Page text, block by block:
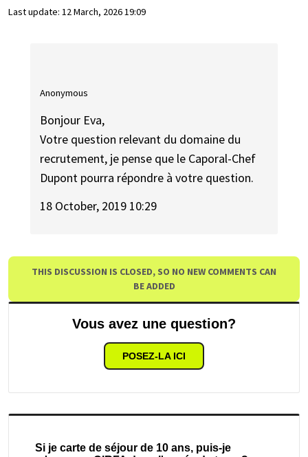
Last update: 12 March, 2026 19:09
Anonymous
Bonjour Eva,
Votre question relevant du domaine du
recrutement, je pense que le Caporal-Chef
Dupont pourra répondre à votre question.
18 October, 2019 10:29
THIS DISCUSSION IS CLOSED, SO NO NEW COMMENTS CAN
BE ADDED
Vous avez une question?
POSEZ-LA ICI
Si je carte de séjour de 10 ans, puis-je